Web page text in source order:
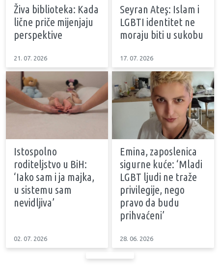
Živa biblioteka: Kada
lične priče mijenjaju
perspektive
21. 07. 2026
Seyran Ateş: Islam i
LGBTI identitet ne
moraju biti u sukobu
17. 07. 2026
Istospolno
roditeljstvo u BiH:
‘Iako sam i ja majka,
u sistemu sam
nevidljiva’
02. 07. 2026
Emina, zaposlenica
sigurne kuće: ‘Mladi
LGBT ljudi ne traže
privilegije, nego
pravo da budu
prihvaćeni’
28. 06. 2026